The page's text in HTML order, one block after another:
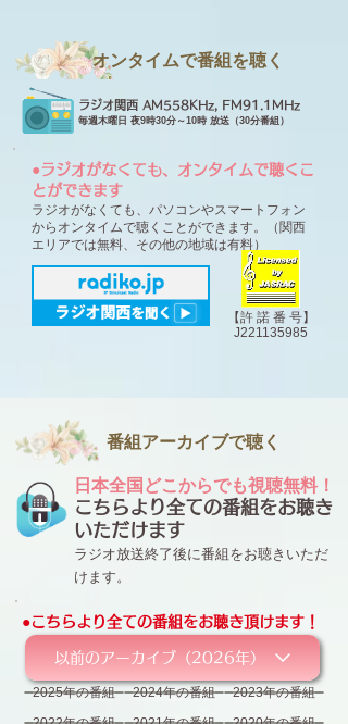
オンタイムで番組を聴く
ラジオ関西 AM558KHz, FM91.1MHz
毎週木曜日 夜9時30分～10時 放送 （30分番組）
●ラジオがなくても、オンタイムで聴くこ
とができます
ラジオがなくても、パソコンやスマートフォン
からオンタイムで聴くことができます。（関西
エリアでは無料、その他の地域は有料）
【許 諾 番 号】
J221135985
番組アーカイブで聴く
日本全国どこからでも視聴無料！
こちらより全ての番組をお聴き
いただけます
ラジオ放送終了後に番組をお聴きいただ
けます。
●こちらより全ての番組をお聴き頂けます！
以前のアーカイブ（2026年）
2025年の番組 2024年の番組
2023年の番組